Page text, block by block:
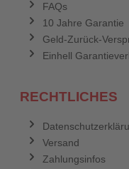
FAQs
10 Jahre Garantie
Geld-Zurück-
Einhell
RECHTLICHES
Versand
Zahlungsinfos